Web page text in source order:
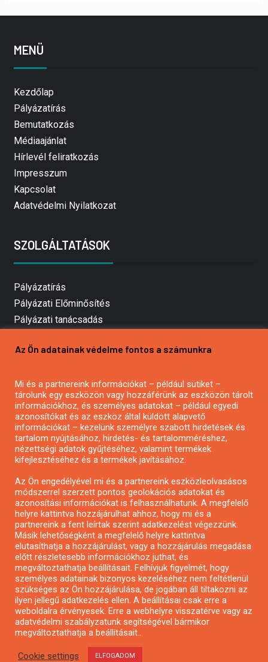
MENÜ
Kezdőlap
Pályázatírás
Bemutatkozás
Médiaajánlat
Hírlevél feliratkozás
Impresszum
Kapcsolat
Adatvédelmi Nyilatkozat
SZOLGÁLTATÁSOK
Pályázatírás
Pályázati Előminősítés
Pályázati tanácsadás
Mezőgazdasági pályázatírás
Pályázatírás civil szervezeteknek
Pályázatírás önkormányzatoknak
Pályázatfigyelés
Specifikus pályázatfigyelés vagy hírlevél
Pályázatok magánszemélyeknek
Pályázatok civil szervezeteknek
Pályázatok vállalkozásoknak
Önkormányzati pályázatok
Mezőgazdasági pályázatok
Falusi turizmus pályázatok
Napelem pályázatok
GINOP pályázatok
Az Ön adatainak védelme fontos a számunkra
Mi és a partnereink információkat – például sütiket –
tárolunk egy eszközön vagy hozzáférünk az eszközön tárolt
információkhoz, és személyes adatokat – például egyedi
azonosítókat és az eszköz által küldött alapvető
információkat – kezelünk személyre szabott hirdetések és
tartalom nyújtásához, hirdetés- és tartalomméréshez,
nézettségi adatok gyűjtéséhez, valamint termékek
kifejlesztéséhez és a termékek javításához.
Az Ön engedélyével mi és a partnereink eszközleolvasásos
módszerrel szerzett pontos geolokációs adatokat és
azonosítási információkat is felhasználhatunk. A megfelelő
helyre kattintva hozzájárulhat ahhoz, hogy mi és a
partnereink a fent leírtak szerint adatkezelést végezzünk.
Másik lehetőségként a megfelelő helyre kattintva
elutasíthatja a hozzájárulást, vagy a hozzájárulás megadása
előtt részletesebb információkhoz juthat, és
megváltoztathatja beállításait. Felhívjuk figyelmét, hogy
személyes adatainak bizonyos kezeléséhez nem feltétlenül
szükséges az Ön hozzájárulása, de jogában áll tiltakozni az
ilyen jellegű adatkezelés ellen. A beállításai csak erre a
weboldalra érvényesek. Erre a webhelyre visszatérve vagy az
adatvédelmi szabályzatunk segítségével bármikor
megváltoztathatja a beállításait..
Cookie settings ELFOGADOM